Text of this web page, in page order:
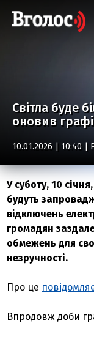
Світла буде
оновив
10.01.2026 | 10:40 |
У суботу, 10
будуть
відключень
громадян
обмежень для
незручності.
Про це повідомляє
Впродовж доби